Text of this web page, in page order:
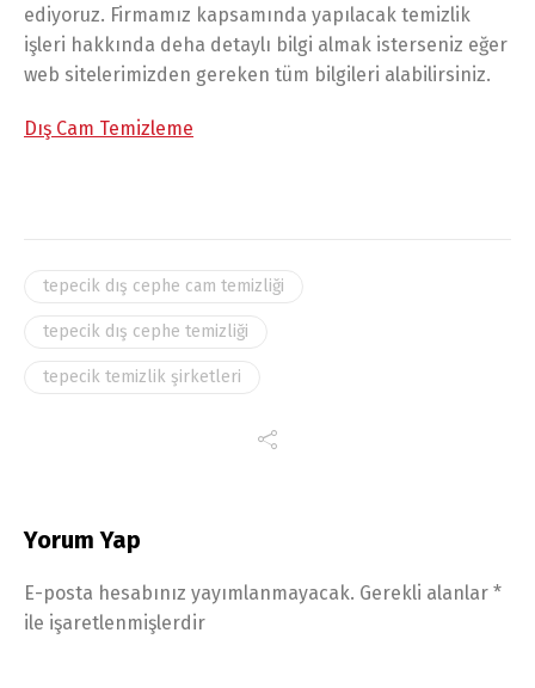
ediyoruz. Firmamız kapsamında yapılacak temizlik
işleri hakkında deha detaylı bilgi almak isterseniz eğer
web sitelerimizden gereken tüm bilgileri alabilirsiniz.
Dış Cam Temizleme
tepecik dış cephe cam temizliği
tepecik dış cephe temizliği
tepecik temizlik şirketleri
Yorum Yap
E-posta hesabınız yayımlanmayacak. Gerekli alanlar *
ile işaretlenmişlerdir